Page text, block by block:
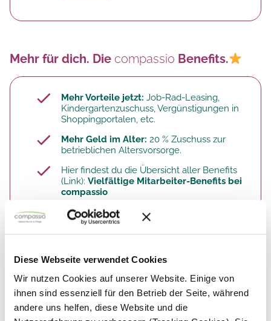
Diese Webseite verwendet Cookies
Wir nutzen Cookies auf unserer Website. Einige von
ihnen sind essenziell für den Betrieb der Seite, während
andere uns helfen, diese Website und die
Mehr für dich. Die compassio Benefits.
Mehr Vorteile jetzt: Job-Rad-Leasing,
Kindergartenzuschuss, Vergünstigungen in
Shoppingportalen, etc.
Mehr Geld im Alter: 20 % Zuschuss zur
betrieblichen Altersvorsorge.​
Hier findest du die Übersicht aller Benefits
(Link): Vielfältige Mitarbeiter-Benefits bei
compassio
So arbeitest du. Deine Aufgaben.
Du umsorgst unsere BewohnerInnen in der
Nacht mit professioneller, liebevoller und
individueller Pflege